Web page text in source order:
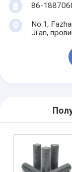
86-
No.1,
Ji'an,